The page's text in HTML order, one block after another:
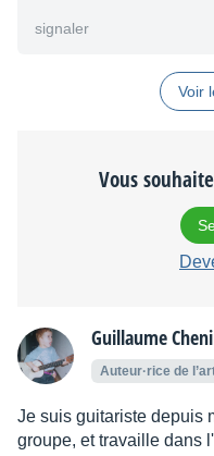
signaler
Voir
Vous
Guillaume
Auteur·rice de
Je suis guitariste depuis
groupe, et travaille dans